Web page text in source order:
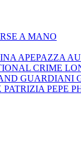
A MANO
APEPAZZA
CRIME
GUARDIANI
PATRIZIA PEPE